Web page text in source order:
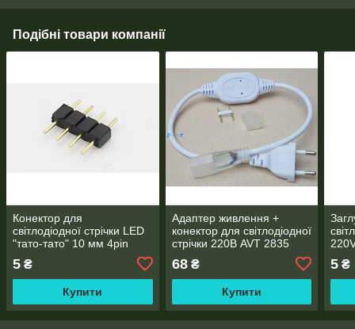
Подібні товари компанії
Конектор для
світлодіодної стрічки LED
"тато-тато" 10 мм 4pin
5 ₴
Купити
Адаптер живлення +
конектор для світлодіодної
стрічки 220В AVT 2835
68₴
Купити
5 ₴